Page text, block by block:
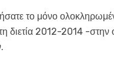
το μόνο
διετία 2012-2014 -